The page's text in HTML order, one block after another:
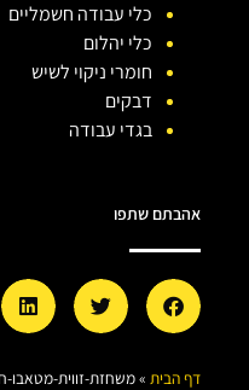
כלי עבודה חשמליים
כלי יהלום
חומרי ניקוי לשיש
דבקים
בגדי עבודה
אהבתם שתפו
דף הבית »משחזת-זווית-מטאבו-